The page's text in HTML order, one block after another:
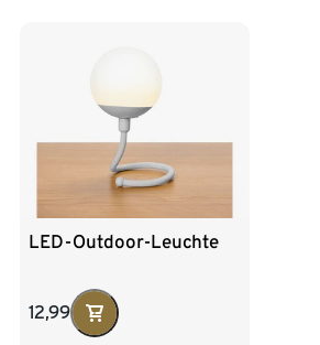
LED-Outdoor-Leuchte
12,99